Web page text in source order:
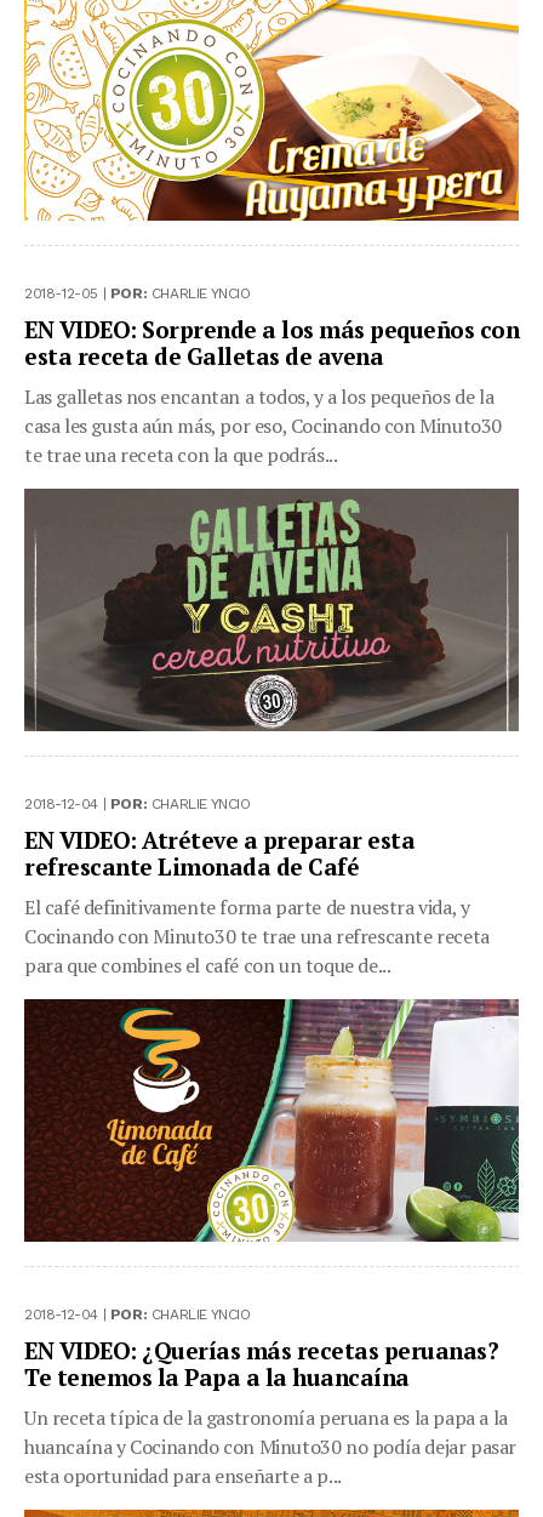
2018-12-05 | POR: CHARLIE YNCIO
EN VIDEO: Sorprende a los más pequeños con
esta receta de Galletas de avena
Las galletas nos encantan a todos, y a los pequeños de la
casa les gusta aún más, por eso, Cocinando con Minuto30
te trae una receta con la que podrás...
2018-12-04 | POR: CHARLIE YNCIO
EN VIDEO: Atréteve a preparar esta
refrescante Limonada de Café
El café definitivamente forma parte de nuestra vida, y
Cocinando con Minuto30 te trae una refrescante receta
para que combines el café con un toque de...
2018-12-04 | POR: CHARLIE YNCIO
EN VIDEO: ¿Querías más recetas peruanas?
Te tenemos la Papa a la huancaína
Un receta típica de la gastronomía peruana es la papa a la
huancaína y Cocinando con Minuto30 no podía dejar pasar
esta oportunidad para enseñarte a p...